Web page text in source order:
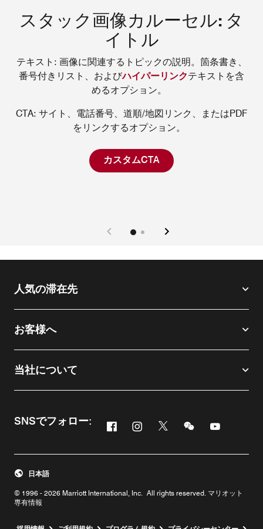
スタック画像カルーセル: タ
イトル
テキスト: 画像に関連するトピックの説明。箇条書き、
番号付きリスト、およびハイパーリンクテキストを含
めるオプション。
CTA: サイト、電話番号、道順/地図リンク、またはPDF
をリンクするオプション。
カスタムCTA
人気の滞在先
お客様へ
当社について
SNSでフォロー: Facebook
新しいウィンドウで開く
Instagram
新しいウィンドウで開く
Twitter
新しいウィンドウで開
Messenger
新しいウィンド
新しいウ
© 1996 - 2026 Marriott International, Inc. All rights reserved. マリオット
専有情報
日本語